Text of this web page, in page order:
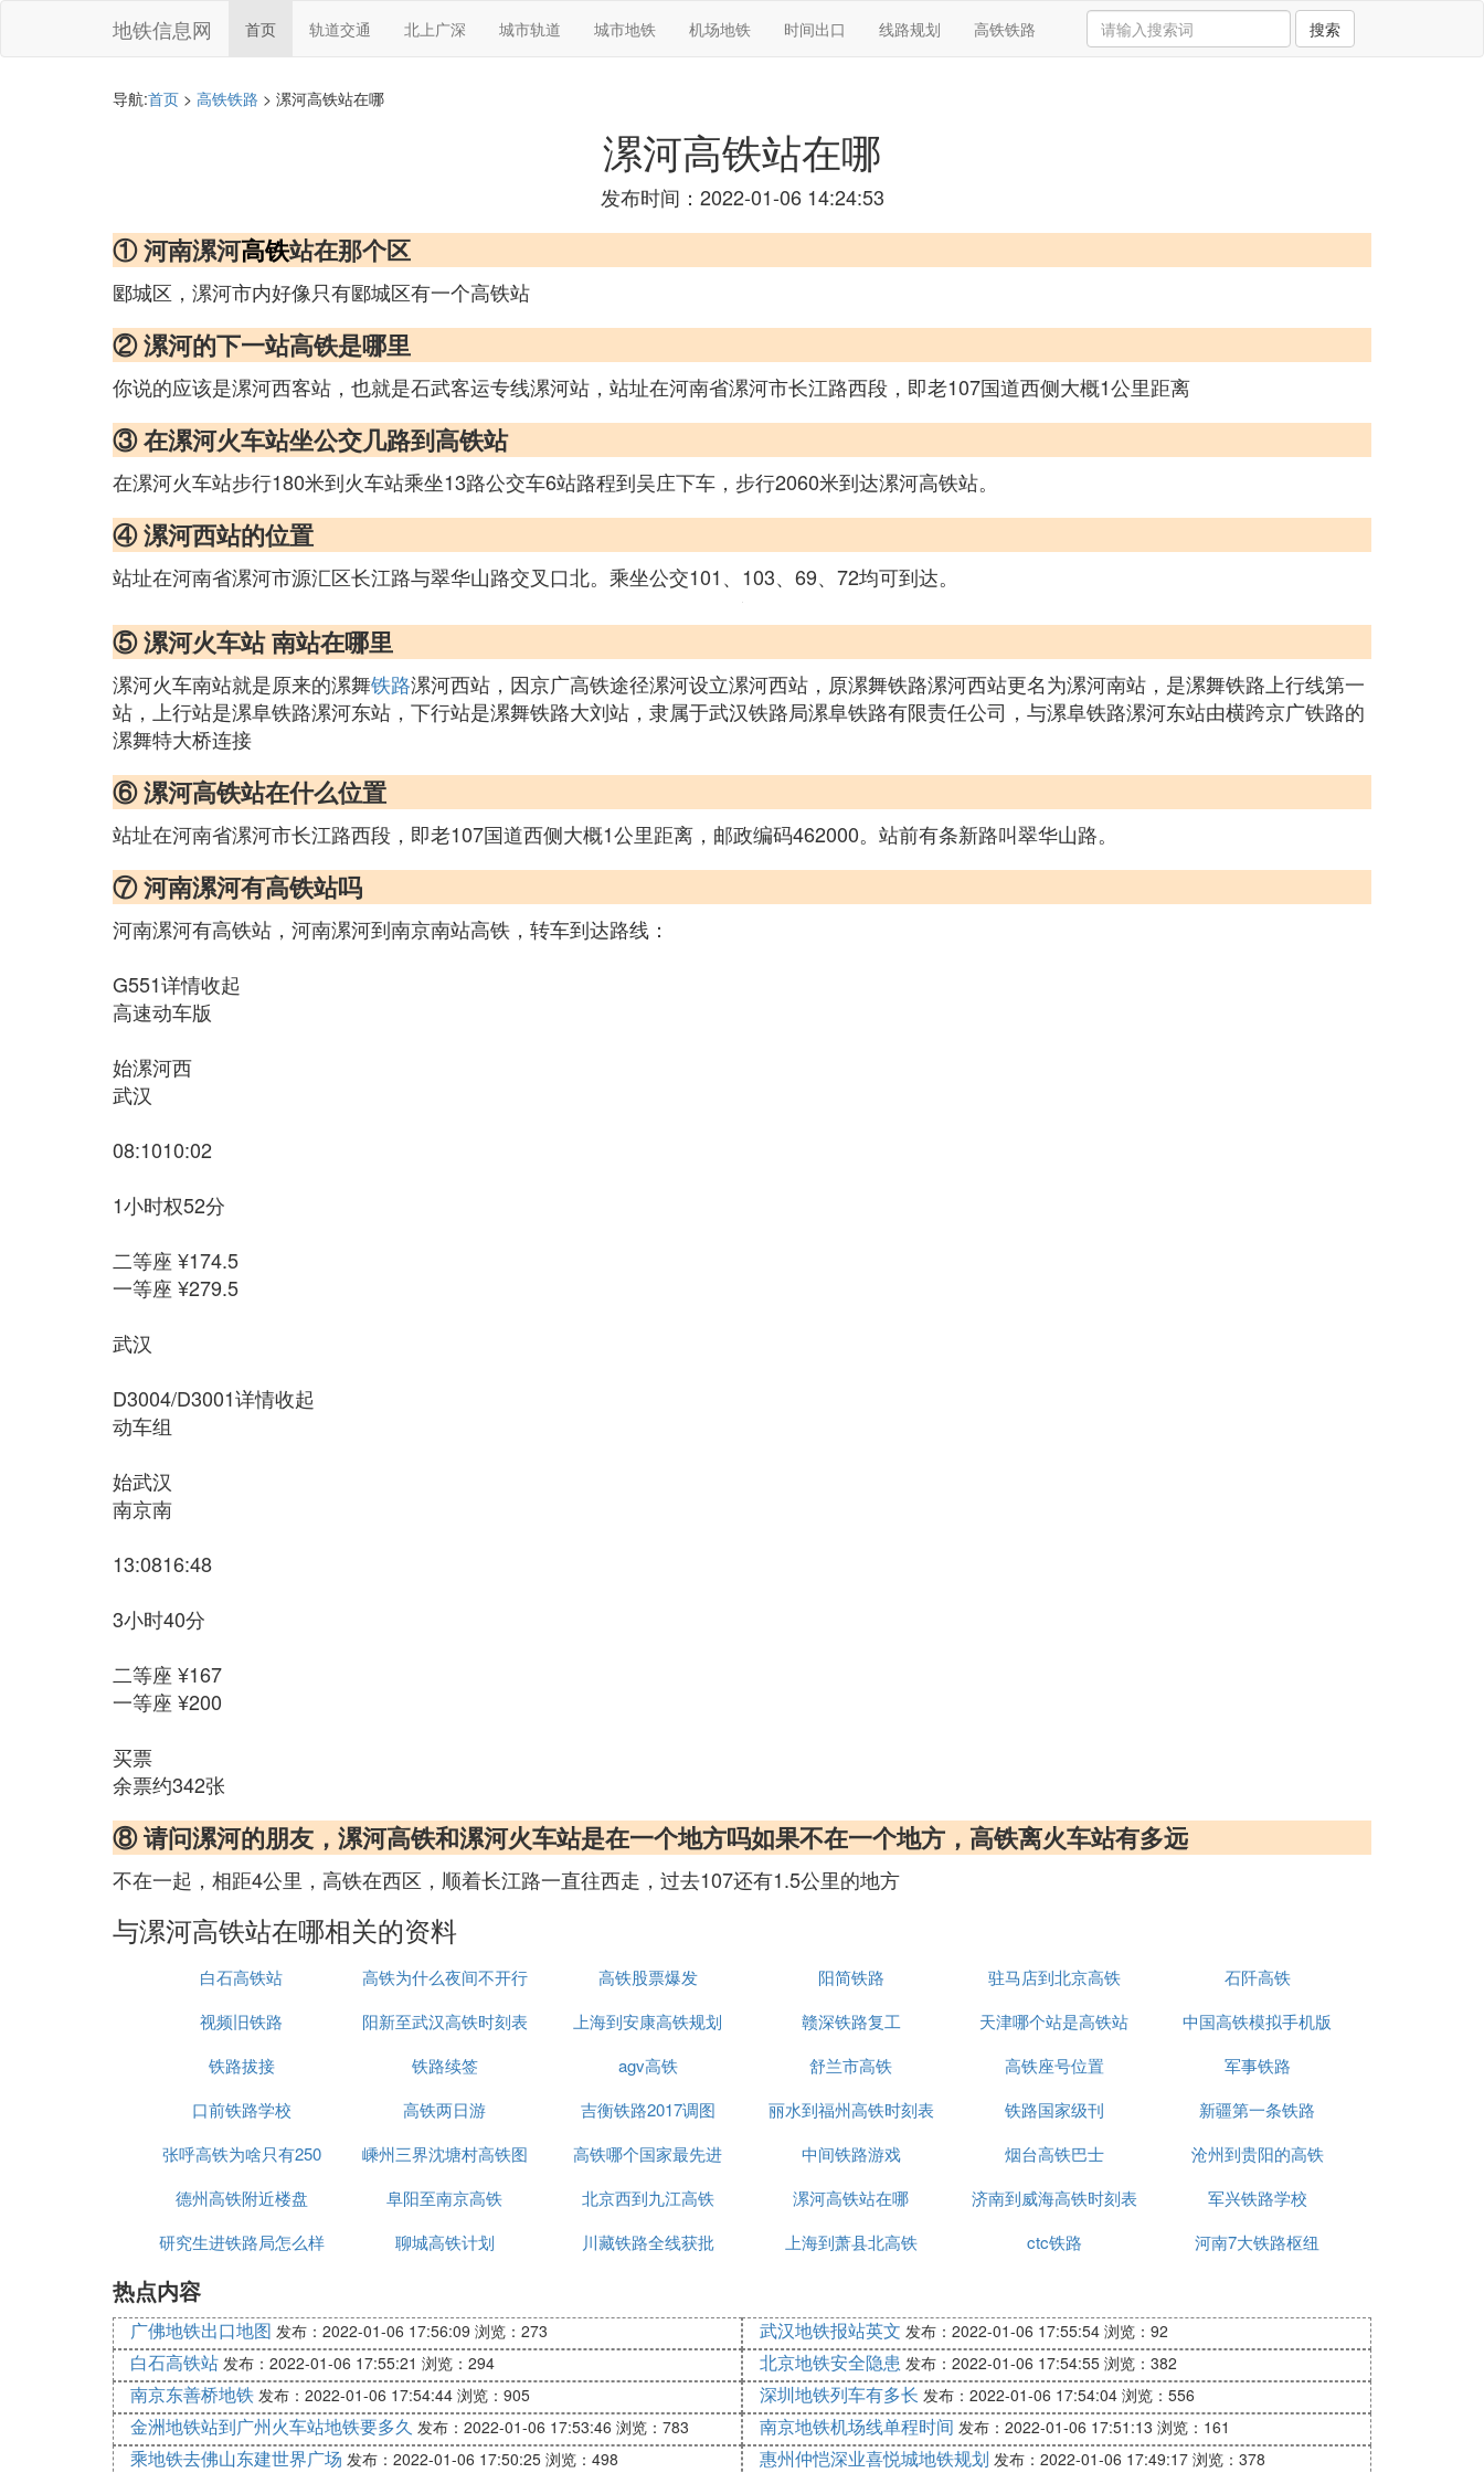
地铁信息网 首页 轨道交通 北上广深 城市轨道 城市地铁 机场地铁 时间出口 线路规划 高铁铁路 搜索
导航:首页 > 高铁铁路 > 漯河高铁站在哪
漯河高铁站在哪
发布时间：2022-01-06 14:24:53
① 河南漯河高铁站在那个区
郾城区，漯河市内好像只有郾城区有一个高铁站
② 漯河的下一站高铁是哪里
你说的应该是漯河西客站，也就是石武客运专线漯河站，站址在河南省漯河市长江路西段，即老107国道西侧大概1公里距离
③ 在漯河火车站坐公交几路到高铁站
在漯河火车站步行180米到火车站乘坐13路公交车6站路程到吴庄下车，步行2060米到达漯河高铁站。
④ 漯河西站的位置
站址在河南省漯河市源汇区长江路与翠华山路交叉口北。乘坐公交101、103、69、72均可到达。
⑤ 漯河火车站 南站在哪里
漯河火车南站就是原来的漯舞铁路漯河西站，因京广高铁途径漯河设立漯河西站，原漯舞铁路漯河西站更名为漯河南站，是漯舞铁路上行线第一
站，上行站是漯阜铁路漯河东站，下行站是漯舞铁路大刘站，隶属于武汉铁路局漯阜铁路有限责任公司，与漯阜铁路漯河东站由横跨京广铁路的
漯舞特大桥连接
⑥ 漯河高铁站在什么位置
站址在河南省漯河市长江路西段，即老107国道西侧大概1公里距离，邮政编码462000。站前有条新路叫翠华山路。
⑦ 河南漯河有高铁站吗
河南漯河有高铁站，河南漯河到南京南站高铁，转车到达路线：
G551详情收起
高速动车版
始漯河西
武汉
08:1010:02
1小时权52分
二等座 ¥174.5
一等座 ¥279.5
武汉
D3004/D3001详情收起
动车组
始武汉
南京南
13:0816:48
3小时40分
二等座 ¥167
一等座 ¥200
买票
余票约342张
⑧ 请问漯河的朋友，漯河高铁和漯河火车站是在一个地方吗如果不在一个地方，高铁离火车站有多远
不在一起，相距4公里，高铁在西区，顺着长江路一直往西走，过去107还有1.5公里的地方
与漯河高铁站在哪相关的资料
白石高铁站 高铁为什么夜间不开行 高铁股票爆发 阳简铁路 驻马店到北京高铁
石阡高铁
视频旧铁路
阳新至武汉高铁时刻表 上海到安康高铁规划 赣深铁路复工 天津哪个站是高铁站
中国高铁模拟手机版
铁路拔接
铁路续签 agv高铁 舒兰市高铁 高铁座号位置
军事铁路
口前铁路学校
高铁两日游 吉衡铁路2017调图 丽水到福州高铁时刻表 铁路国家级刊
新疆第一条铁路
张呼高铁为啥只有250
嵊州三界沈塘村高铁图 高铁哪个国家最先进 中间铁路游戏 烟台高铁巴士
沧州到贵阳的高铁
德州高铁附近楼盘
阜阳至南京高铁 北京西到九江高铁 漯河高铁站在哪 济南到威海高铁时刻表
军兴铁路学校
研究生进铁路局怎么样
聊城高铁计划 川藏铁路全线获批 上海到萧县北高铁 ctc铁路 河南7大铁路枢纽
热点内容
广佛地铁出口地图 发布：2022-01-06 17:56:09 浏览：273 武汉地铁报站英文 发布：2022-01-06 17:55:54 浏览：92
白石高铁站 发布：2022-01-06 17:55:21 浏览：294 北京地铁安全隐患 发布：2022-01-06 17:54:55 浏览：382
南京东善桥地铁 发布：2022-01-06 17:54:44 浏览：905 深圳地铁列车有多长 发布：2022-01-06 17:54:04 浏览：556
金洲地铁站到广州火车站地铁要多久 发布：2022-01-06 17:53:46 浏览：783 南京地铁机场线单程时间 发布：2022-01-06 17:51:13 浏览：161
乘地铁去佛山东建世界广场 发布：2022-01-06 17:50:25 浏览：498 惠州仲恺深业喜悦城地铁规划 发布：2022-01-06 17:49:17 浏览：378